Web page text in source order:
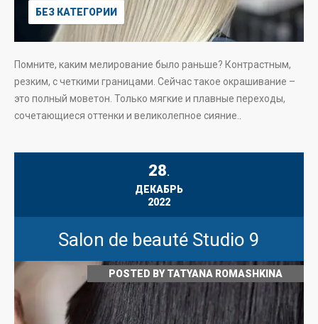
БЕЗ КАТЕГОРИИ
Помните, каким мелирование было раньше? Контрастным,
резким, с четкими границами. Сейчас такое окрашивание –
это полный моветон. Только мягкие и плавные переходы,
сочетающиеся оттенки и великолепное сияние..
28.
ДЕКАБРЬ
2022
Salon de beauté Studio 9
POSTED BYTATYANA ROMASHKINA